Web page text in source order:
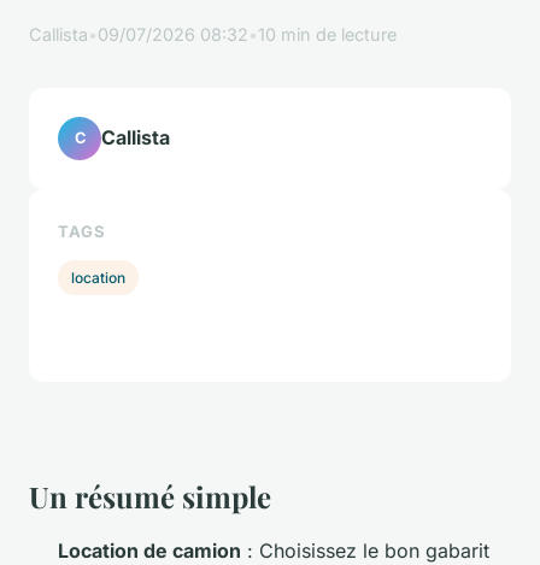
Callista•09/07/2026 08:32•10 min de lecture
Un résumé simple
Location de camion : Choisissez le bon gabarit
C Callista
TAGS
location